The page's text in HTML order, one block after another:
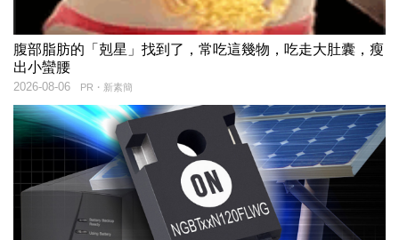
腹部脂肪的「剋星」找到了，常吃這幾物，吃走大肚囊，瘦
出小蠻腰
PR・新素簡
2026-08-06